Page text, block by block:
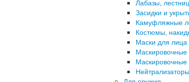
Лабазы,
Засидки и
Камуфляжные
Костюмы,
Маски для лица
Маскировочные